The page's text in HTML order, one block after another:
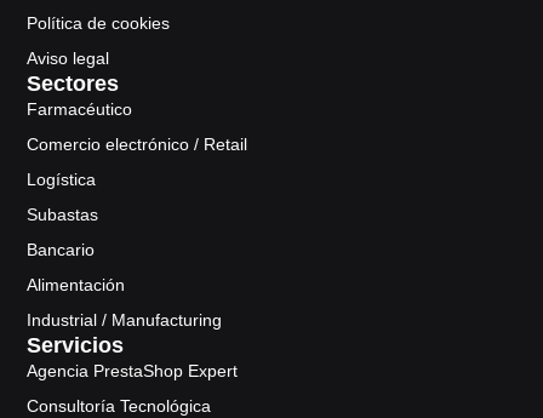
Política de cookies
Aviso legal
Sectores
Farmacéutico
Comercio electrónico / Retail
Logística
Subastas
Bancario
Alimentación
Industrial / Manufacturing
Servicios
Agencia PrestaShop Expert
Consultoría Tecnológica